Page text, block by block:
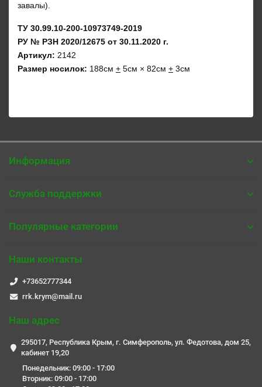
завалы).
ТУ 30.99.10-200-10973749-2019
РУ № РЗН 2020/12675 от 30.11.2020 г.
Артикул: 2142
Размер носилок: 188см + 5см × 82см + 3см
Информация
Служба поддержки
Популярные категории
Наши контакты
+73652777344
rrk.krym@mail.ru
Наш адрес
295017, Республика Крым, г. Симферополь, ул. Федотова, дом 25,
кабинет 19,20
Понедельник: 09:00 - 17:00
Вторник: 09:00 - 17:00